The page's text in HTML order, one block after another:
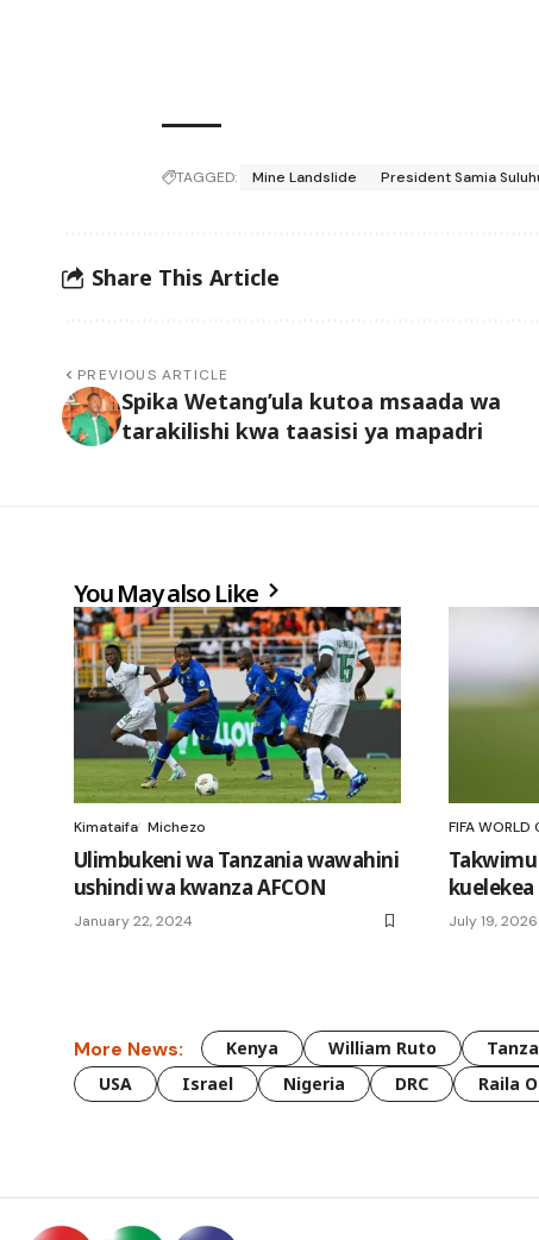
TAGGED: Mine Landslide President Samia
Share This Article
PREVIOUS ARTICLE
Spika Wetang’ula kutoa msaada wa
tarakilishi kwa taasisi ya mapadri
You May also Like
Kimataifa Michezo
Ulimbukeni wa Tanzania wawahini
ushindi wa kwanza AFCON
January 22, 2024
FIFA
Takwimu
July 19, 2026
More News: Kenya William Ruto
USA
Israel Nigeria DRC Raila